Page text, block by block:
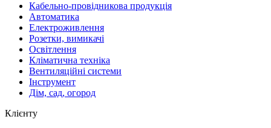
Кабельно-провідникова продукція
Автоматика
Електроживлення
Розетки, вимикачі
Освітлення
Кліматична техніка
Вентиляційні системи
Інструмент
Дім, сад, огород
Клієнту